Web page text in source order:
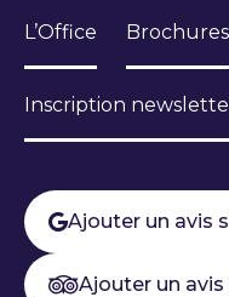
L’Office Brochures
Inscription
Ajouter un avis
Ajouter un